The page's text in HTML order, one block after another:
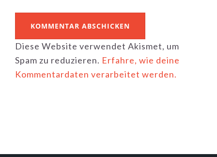
Diese Website verwendet Akismet, um
Spam zu reduzieren. Erfahre, wie deine
Kommentardaten verarbeitet werden.